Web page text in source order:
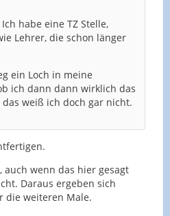
habe eine TZ Stelle,
Lehrer, die schon länger
ein Loch in meine
ich dann dann wirklich das
weiß ich doch gar nicht.
wenn das hier gesagt
Daraus ergeben sich
die weiteren Male.